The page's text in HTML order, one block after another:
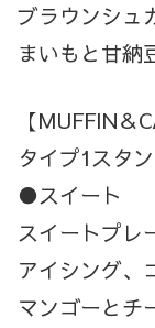
ブラウンシュ
まいもと甘納
【MUFFIN＆
タイプ1スタ
●スイート
スイートプレ
アイシング、
マンゴーとチ